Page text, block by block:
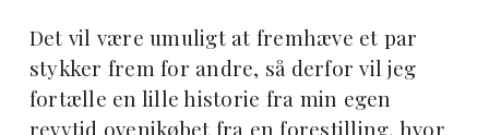
Det vil være umuligt at fremhæve et par
stykker frem for andre, så derfor vil jeg
fortælle en lille historie fra min egen
revytid ovenikøbet fra en forestilling, hvor